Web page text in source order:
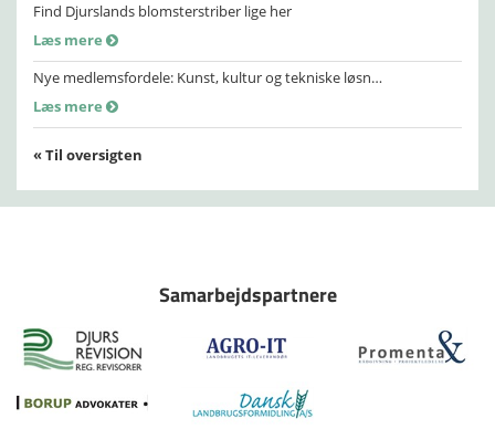
Find Djurslands blomsterstriber lige her
Læs mere
Nye medlemsfordele: Kunst, kultur og tekniske løsn…
Læs mere
« Til oversigten
Samarbejdspartnere